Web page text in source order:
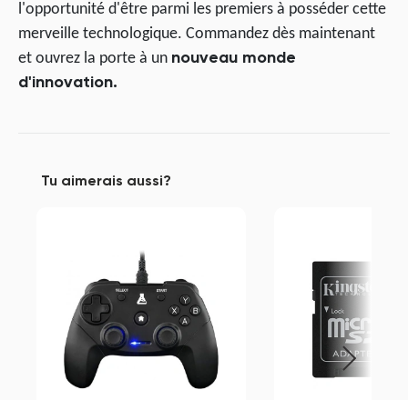
l'opportunité d'être parmi les premiers à posséder cette
merveille technologique. Commandez dès maintenant
et ouvrez la porte à un nouveau monde
d'innovation.
Tu aimerais aussi?